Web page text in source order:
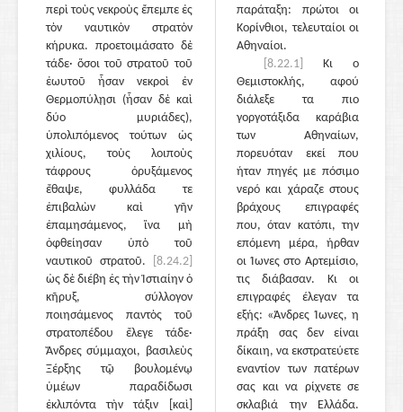
περὶ τοὺς νεκροὺς ἔπεμπε ἐς
τὸν ναυτικὸν στρατὸν
κήρυκα. προετοιμάσατο δὲ
τάδε· ὅσοι τοῦ στρατοῦ τοῦ
ἑωυτοῦ ἦσαν νεκροὶ ἐν
Θερμοπύλῃσι (ἦσαν δὲ καὶ
δύο μυριάδες),
ὑπολιπόμενος τούτων ὡς
χιλίους, τοὺς λοιποὺς
τάφρους ὀρυξάμενος
ἔθαψε, φυλλάδα τε
ἐπιβαλὼν καὶ γῆν
ἐπαμησάμενος, ἵνα μὴ
ὀφθείησαν ὑπὸ τοῦ
ναυτικοῦ στρατοῦ.
[8.24.2]
ὡς δὲ διέβη ἐς τὴν Ἱστιαίην ὁ
κῆρυξ, σύλλογον
ποιησάμενος παντὸς τοῦ
στρατοπέδου ἔλεγε τάδε·
Ἄνδρες σύμμαχοι, βασιλεὺς
Ξέρξης τῷ βουλομένῳ
ὑμέων παραδίδωσι
ἐκλιπόντα τὴν τάξιν [καὶ]
παράταξη: πρώτοι οι
Κορίνθιοι, τελευταίοι οι
Αθηναίοι.
[8.22.1]
Κι ο
Θεμιστοκλής, αφού
διάλεξε τα πιο
γοργοτάξιδα καράβια
των Αθηναίων,
πορευόταν εκεί που
ήταν πηγές με πόσιμο
νερό και χάραζε στους
βράχους επιγραφές
που, όταν κατόπι, την
επόμενη μέρα, ήρθαν
οι Ίωνες στο Αρτεμίσιο,
τις διάβασαν. Κι οι
επιγραφές έλεγαν τα
εξής: «Άνδρες Ίωνες, η
πράξη σας δεν είναι
δίκαιη, να εκστρατεύετε
εναντίον των πατέρων
σας και να ρίχνετε σε
σκλαβιά την Ελλάδα.